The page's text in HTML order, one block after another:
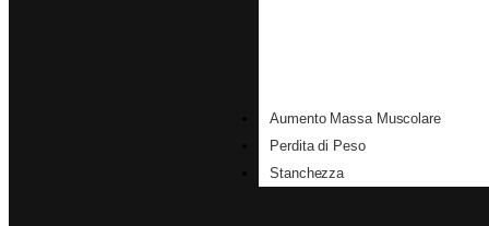
Aumento Massa Muscolare
Perdita di Peso
Stanchezza